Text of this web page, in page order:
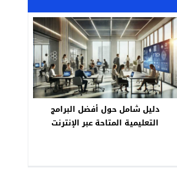
دليل شامل حول أفضل البرامج
التعليمية المتاحة عبر الإنترنت